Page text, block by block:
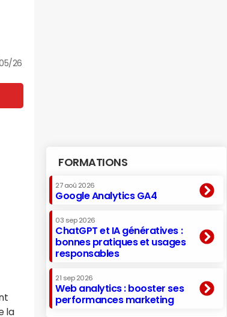
26
la
FORMATIONS
27 aoû 2026
Google Analytics GA4
03 sep 2026
ChatGPT et IA génératives :
bonnes pratiques et usages
responsables
21 sep 2026
Web analytics : booster ses
performances marketing